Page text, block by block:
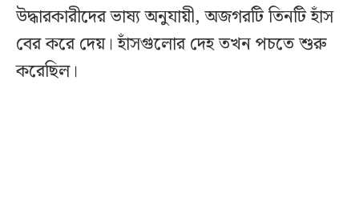
উদ্ধারকারীদের ভাষ্য অনুযায়ী, অজগরটি তিনটি হাঁস
বের করে দেয়। হাঁসগুলোর দেহ তখন পচতে শুরু
করেছিল।